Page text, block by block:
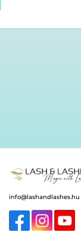
info@lashandlashes.hu